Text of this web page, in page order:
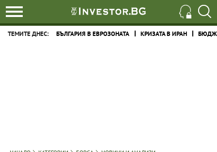
ТЕМИТЕ ДНЕС: БЪЛГАРИЯ В ЕВРОЗОНАТА КРИЗАТА В ИРАН